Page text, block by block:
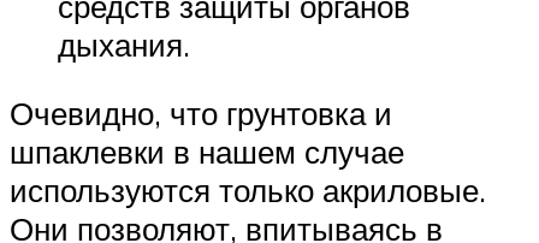
дыхания.
Очевидно, что грунтовка и
шпаклевки в нашем случае
используются только акриловые.
Они позволяют, впитываясь в